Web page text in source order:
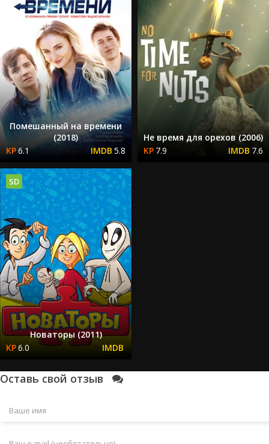
Помешанный на времени
(2018)
6.1
5.8
Не время для орехов (2006)
7.9
7.6
SD
Новаторы (2011)
6.0
Оставь свой отзыв